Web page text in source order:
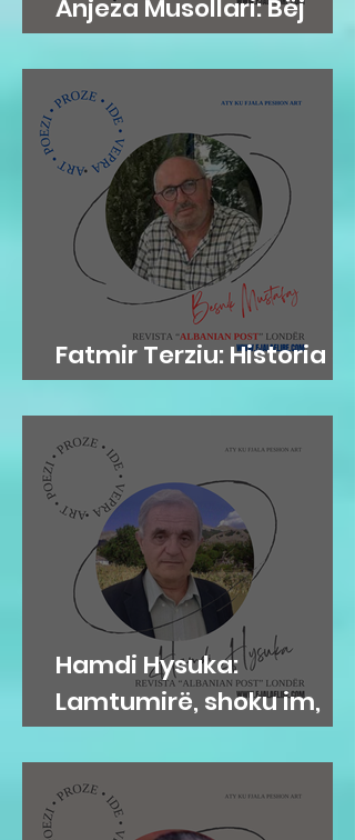
Anjeza Musollari: Bëj
mirë dhe harroje
Fatmir Terziu: Historia si
teatër i ambicies
Hamdi Hysuka:
Lamtumirë, shoku im,
Servet Hysa!